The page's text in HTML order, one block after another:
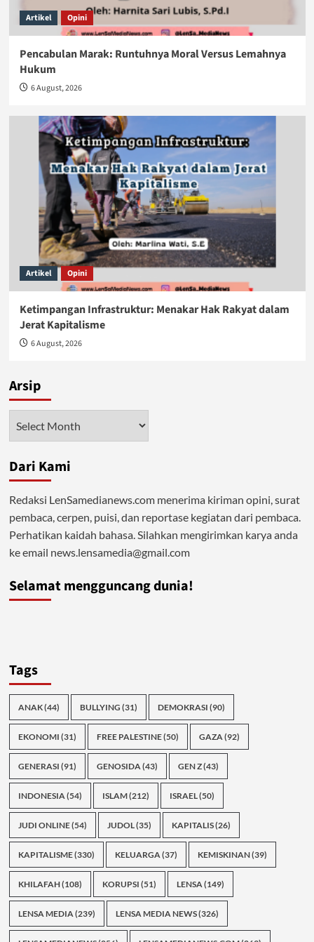
Artikel Opini
Pencabulan Marak: Runtuhnya Moral Versus Lemahnya
Hukum
6 August, 2026
Artikel Opini
Ketimpangan Infrastruktur: Menakar Hak Rakyat dalam
Jerat Kapitalisme
6 August, 2026
Arsip
Dari Kami
Redaksi LenSamedianews.com menerima kiriman opini, surat
pembaca, cerpen, puisi, dan reportase kegiatan dari pembaca.
Perhatikan kaidah bahasa. Silahkan mengirimkan karya anda
ke email news.lensamedia@gmail.com
Selamat mengguncang dunia!
Tags
ANAK(44) BULLYING (31) DEMOKRASI (90)
EKONOMI (31) FREE PALESTINE(50) GAZA(92)
GENERASI (91) GENOSIDA(43) GEN Z(43)
INDONESIA(54) ISLAM(212) ISRAEL(50)
JUDI ONLINE(54) JUDOL(35) KAPITALIS(26)
KAPITALISME(330) KELUARGA(37) KEMISKINAN(39)
KHILAFAH(108) KORUPSI (51) LENSA(149)
LENSA MEDIA(239) LENSA MEDIA NEWS(326)